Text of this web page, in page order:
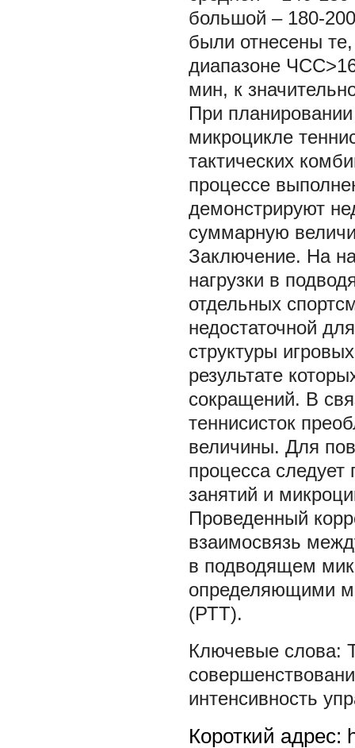
большой – 180-
были отнесены
диапазоне
мин, к
При
микроцикле
тактических
процессе
демонстрируют
суммарную
Заключение. На
нагрузки в
отдельных
недостаточной
структуры
результате
сокращений. В
теннисисток
величины. Для
процесса
занятий и
Проведенный
взаимосвязь
в подводящем
определяющими
(РТТ).
интенсивность
Короткий адрес: